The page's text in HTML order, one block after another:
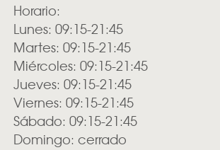
Horario:
Lunes: 09:15-21:45
Martes: 09:15-21:45
Miércoles: 09:15-21:45
Jueves: 09:15-21:45
Viernes: 09:15-21:45
Sábado: 09:15-21:45
Domingo: cerrado